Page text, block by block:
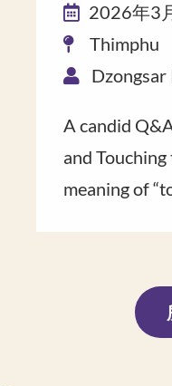
2026年3
Thimphu
Dzongsar
A candid
and
meaning of